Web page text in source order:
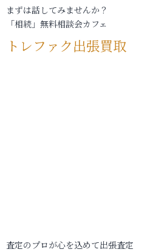
まずは話してみませんか？
「相続」無料相談会カフェ
トレファク出張買取
査定のプロが心を込めて出張査定